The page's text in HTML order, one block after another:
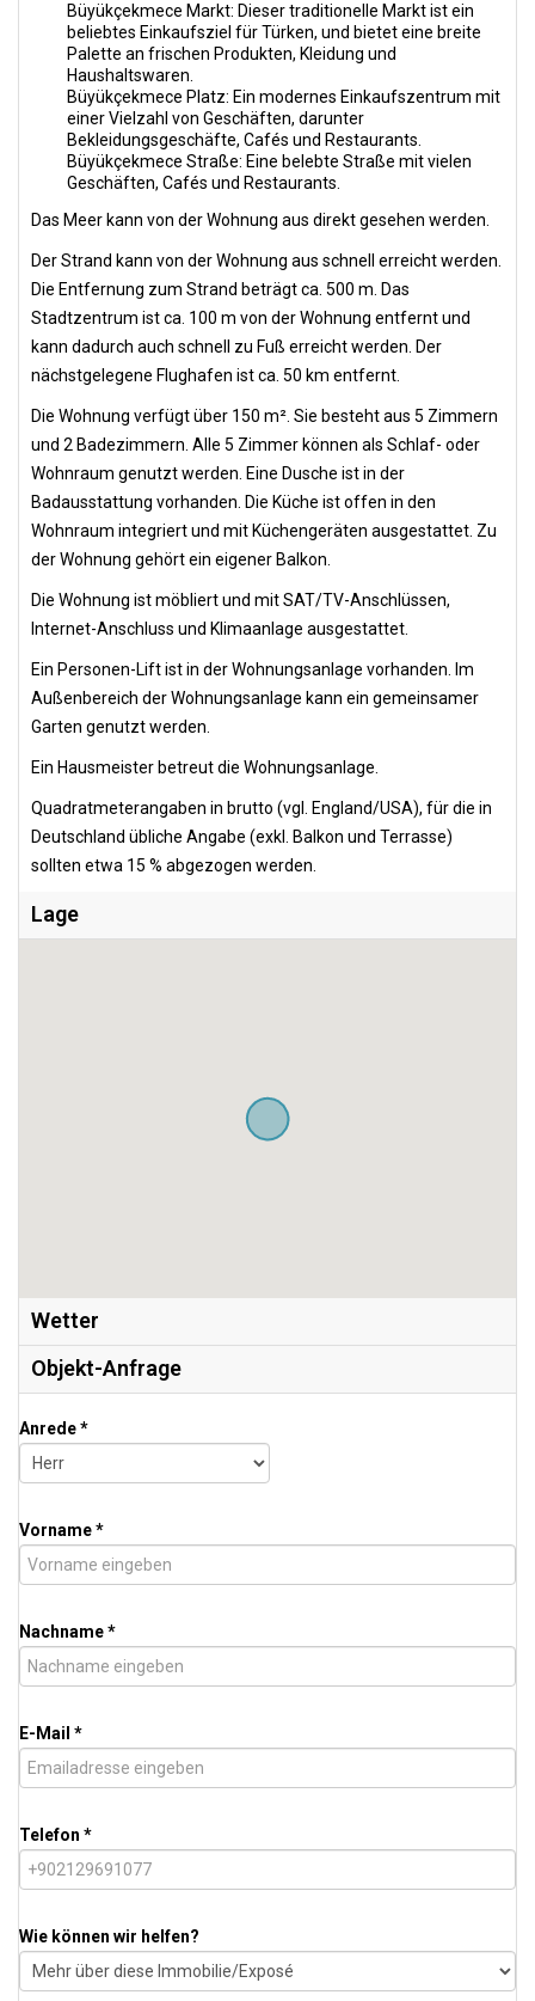
Büyükçekmece Markt: Dieser traditionelle Markt ist ein
beliebtes Einkaufsziel für Türken, und bietet eine breite
Palette an frischen Produkten, Kleidung und
Haushaltswaren.
Büyükçekmece Platz: Ein modernes Einkaufszentrum mit
einer Vielzahl von Geschäften, darunter
Bekleidungsgeschäfte, Cafés und Restaurants.
Büyükçekmece Straße: Eine belebte Straße mit vielen
Geschäften, Cafés und Restaurants.
Das Meer kann von der Wohnung aus direkt gesehen werden.
Der Strand kann von der Wohnung aus schnell erreicht werden.
Die Entfernung zum Strand beträgt ca. 500 m. Das
Stadtzentrum ist ca. 100 m von der Wohnung entfernt und
kann dadurch auch schnell zu Fuß erreicht werden. Der
nächstgelegene Flughafen ist ca. 50 km entfernt.
Die Wohnung verfügt über 150 m². Sie besteht aus 5 Zimmern
und 2 Badezimmern. Alle 5 Zimmer können als Schlaf- oder
Wohnraum genutzt werden. Eine Dusche ist in der
Badausstattung vorhanden. Die Küche ist offen in den
Wohnraum integriert und mit Küchengeräten ausgestattet. Zu
der Wohnung gehört ein eigener Balkon.
Die Wohnung ist möbliert und mit SAT/TV-Anschlüssen,
Internet-Anschluss und Klimaanlage ausgestattet.
Ein Personen-Lift ist in der Wohnungsanlage vorhanden. Im
Außenbereich der Wohnungsanlage kann ein gemeinsamer
Garten genutzt werden.
Ein Hausmeister betreut die Wohnungsanlage.
Quadratmeterangaben in brutto (vgl. England/USA), für die in
Deutschland übliche Angabe (exkl. Balkon und Terrasse)
sollten etwa 15 % abgezogen werden.
Lage
Wetter
Objekt-Anfrage
Anrede *
Vorname *
Nachname *
E-Mail *
Telefon *
Wie können wir helfen?